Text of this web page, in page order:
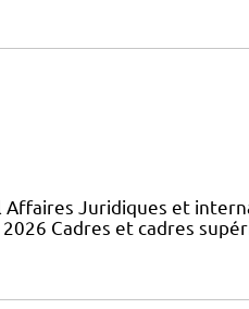
Juridiques et
Cadres et cadres